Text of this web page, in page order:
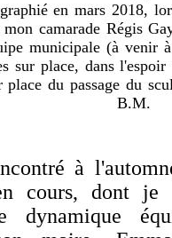
en mars 2018,
camarade Régis
municipale (à venir
sur place, dans
place du passage du
B.M.
à
cours, dont je
dynamique